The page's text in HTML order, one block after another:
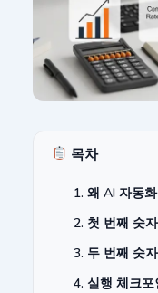
목차
1. 왜 AI 자동
2. 첫 번째 숫
3. 두 번째 숫
4. 실행 체크포